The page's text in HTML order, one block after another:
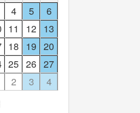
4 5
6
11 12 13
18 19 20
25 26 27
2 3 4